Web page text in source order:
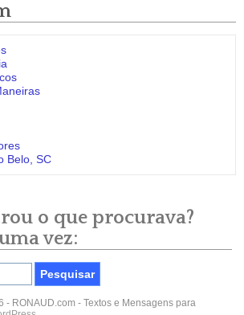
Belo, SC
o que procurava?
vez:
- RONAUD.com - Textos e Mensagens para